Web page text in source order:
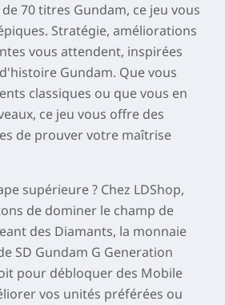
70 titres Gundam, ce jeu vous
Stratégie, améliorations
vous attendent, inspirées
Gundam. Que vous
classiques ou que vous en
ce jeu vous offre des
de prouver votre maîtrise
supérieure ? Chez LDShop,
de dominer le champ de
des Diamants, la monnaie
SD Gundam G Generation
pour débloquer des Mobile
vos unités préférées ou